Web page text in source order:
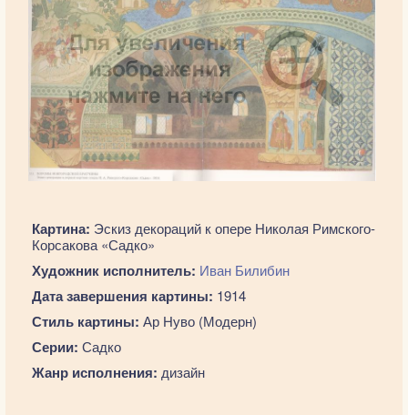
Картина: Эскиз декораций к опере Николая Римского-
Корсакова «Садко»
Художник исполнитель: Иван Билибин
Дата завершения картины: 1914
Стиль картины: Ар Нуво (Модерн)
Серии: Садко
Жанр исполнения: дизайн